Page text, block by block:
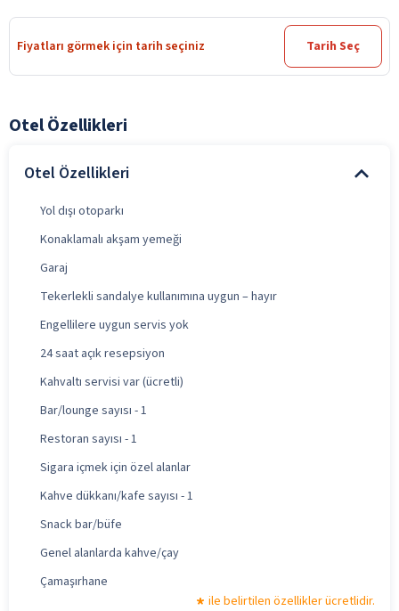
Fiyatları görmek için tarih seçiniz Tarih Seç
Otel Özellikleri
Otel Özellikleri
Yol dışı otoparkı
Konaklamalı akşam yemeği
Garaj
Tekerlekli sandalye kullanımına uygun – hayır
Engellilere uygun servis yok
24 saat açık resepsiyon
Kahvaltı servisi var (ücretli)
Bar/lounge sayısı - 1
Restoran sayısı - 1
Sigara içmek için özel alanlar
Kahve dükkanı/kafe sayısı - 1
Snack bar/büfe
Genel alanlarda kahve/çay
Çamaşırhane
ile belirtilen özellikler ücretlidir.